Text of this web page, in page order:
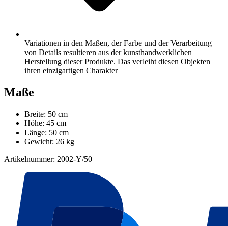
Variationen in den Maßen, der Farbe und der Verarbeitung
von Details resultieren aus der kunsthandwerklichen
Herstellung dieser Produkte. Das verleiht diesen Objekten
ihren einzigartigen Charakter
Maße
Breite: 50 cm
Höhe: 45 cm
Länge: 50 cm
Gewicht: 26 kg
Artikelnummer: 2002-Y/50